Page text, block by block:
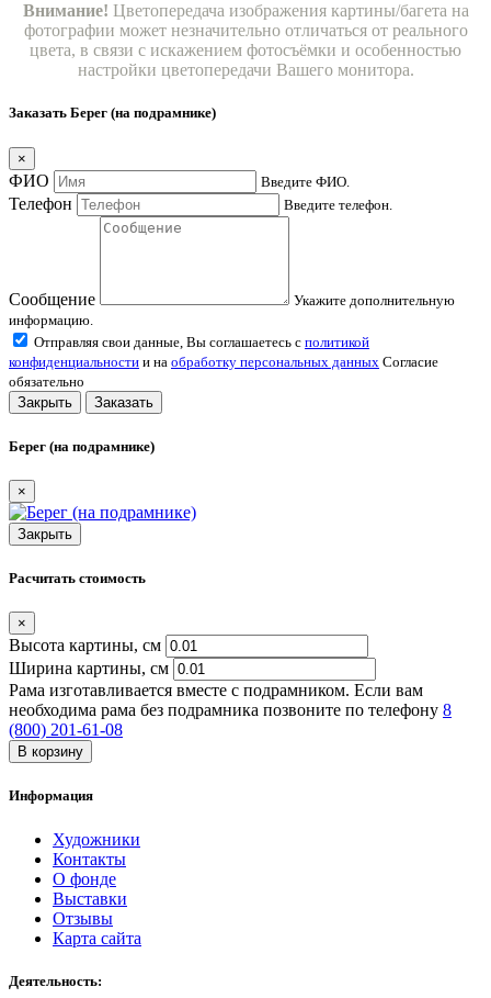
Внимание! Цветопередача изображения картины/багета на
фотографии может незначительно отличаться от реального
цвета, в связи с искажением фотосъёмки и особенностью
настройки цветопередачи Вашего монитора.
Заказать Берег (на подрамнике)
×
ФИО Введите ФИО.
Телефон Введите телефон.
Сообщение
Укажите дополнительную
информацию.
Отправляя свои данные, Вы соглашаетесь с политикой
конфиденциальности и на обработку персональных данных Согласие
обязательно
Закрыть
Заказать
Берег (на подрамнике)
×
Закрыть
Расчитать стоимость
×
Высота картины, см
Ширина картины, cм
Рама изготавливается вместе с подрамником. Если вам
необходима рама без подрамника позвоните по телефону 8
(800) 201-61-08
В корзину
Информация
Художники
Контакты
О фонде
Выставки
Отзывы
Карта сайта
Деятельность: